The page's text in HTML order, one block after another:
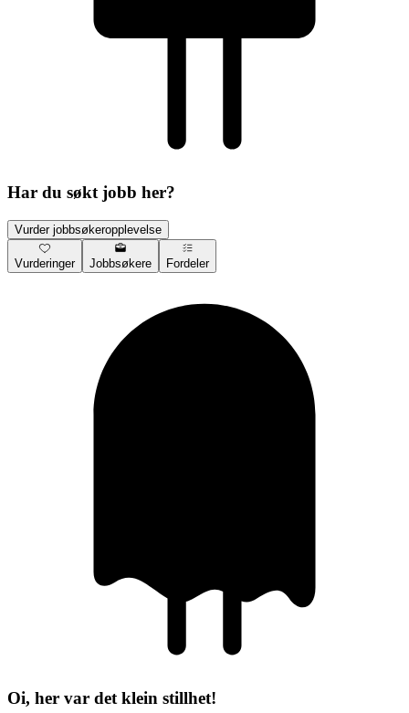
Har du søkt jobb her?
Vurder jobbsøkeropplevelse
Vurderinger Jobbsøkere Fordeler
Oi, her var det klein stillhet!